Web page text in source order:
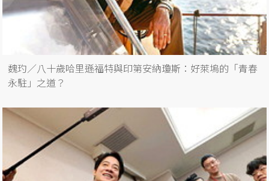
魏玓／八十歲哈里遜福特與印第安納瓊斯：好萊塢的「青春
永駐」之道？